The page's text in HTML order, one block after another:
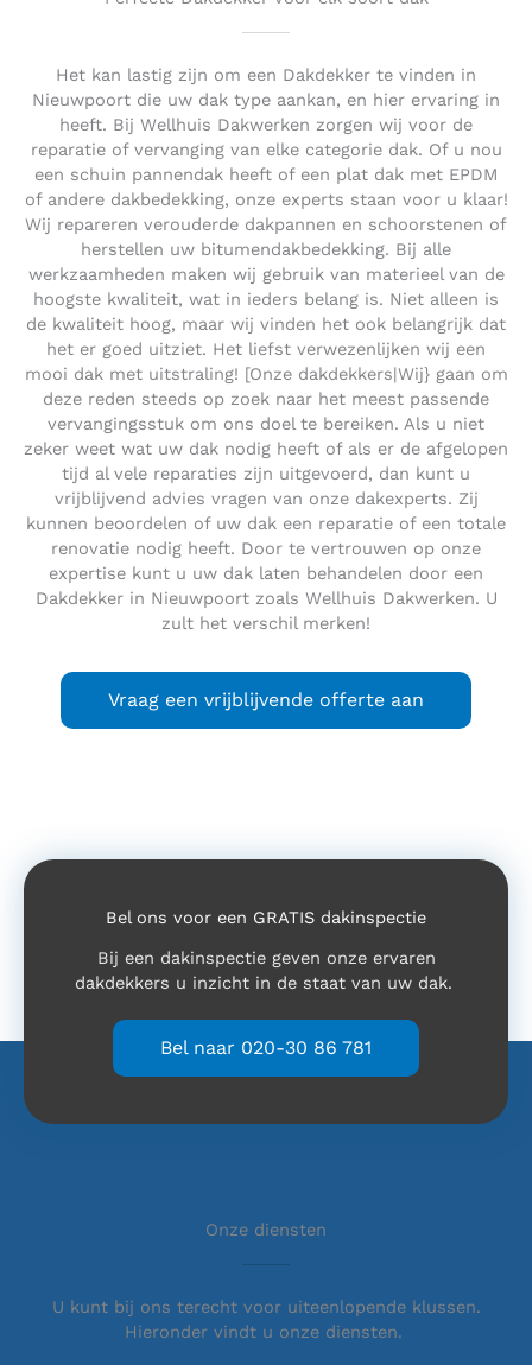
Het kan lastig zijn om een Dakdekker te vinden in
Nieuwpoort die uw dak type aankan, en hier ervaring in
heeft. Bij Wellhuis Dakwerken zorgen wij voor de
reparatie of vervanging van elke categorie dak. Of u nou
een schuin pannendak heeft of een plat dak met EPDM
of andere dakbedekking, onze experts staan voor u klaar!
Wij repareren verouderde dakpannen en schoorstenen of
herstellen uw bitumendakbedekking. Bij alle
werkzaamheden maken wij gebruik van materieel van de
hoogste kwaliteit, wat in ieders belang is. Niet alleen is
de kwaliteit hoog, maar wij vinden het ook belangrijk dat
het er goed uitziet. Het liefst verwezenlijken wij een
mooi dak met uitstraling! [Onze dakdekkers|Wij} gaan om
deze reden steeds op zoek naar het meest passende
vervangingsstuk om ons doel te bereiken. Als u niet
zeker weet wat uw dak nodig heeft of als er de afgelopen
tijd al vele reparaties zijn uitgevoerd, dan kunt u
vrijblijvend advies vragen van onze dakexperts. Zij
kunnen beoordelen of uw dak een reparatie of een totale
renovatie nodig heeft. Door te vertrouwen op onze
expertise kunt u uw dak laten behandelen door een
Dakdekker in Nieuwpoort zoals Wellhuis Dakwerken. U
zult het verschil merken!
Vraag een vrijblijvende offerte aan
Bel ons voor een GRATIS dakinspectie
Bij een dakinspectie geven onze ervaren
dakdekkers u inzicht in de staat van uw dak.
Bel naar 020-30 86 781
Onze diensten
U kunt bij ons terecht voor uiteenlopende klussen.
Hieronder vindt u onze diensten.